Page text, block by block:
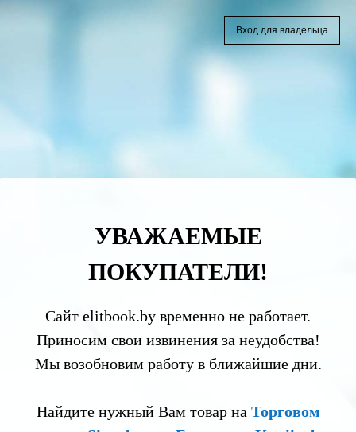
УВАЖАЕМЫЕ
ПОКУПАТЕЛИ!
Сайт elitbook.by временно не работает.
Приносим свои извинения за неудобства!
Мы возобновим работу в ближайшие дни.
Найдите нужный Вам товар на Торговом
Вход для владельца